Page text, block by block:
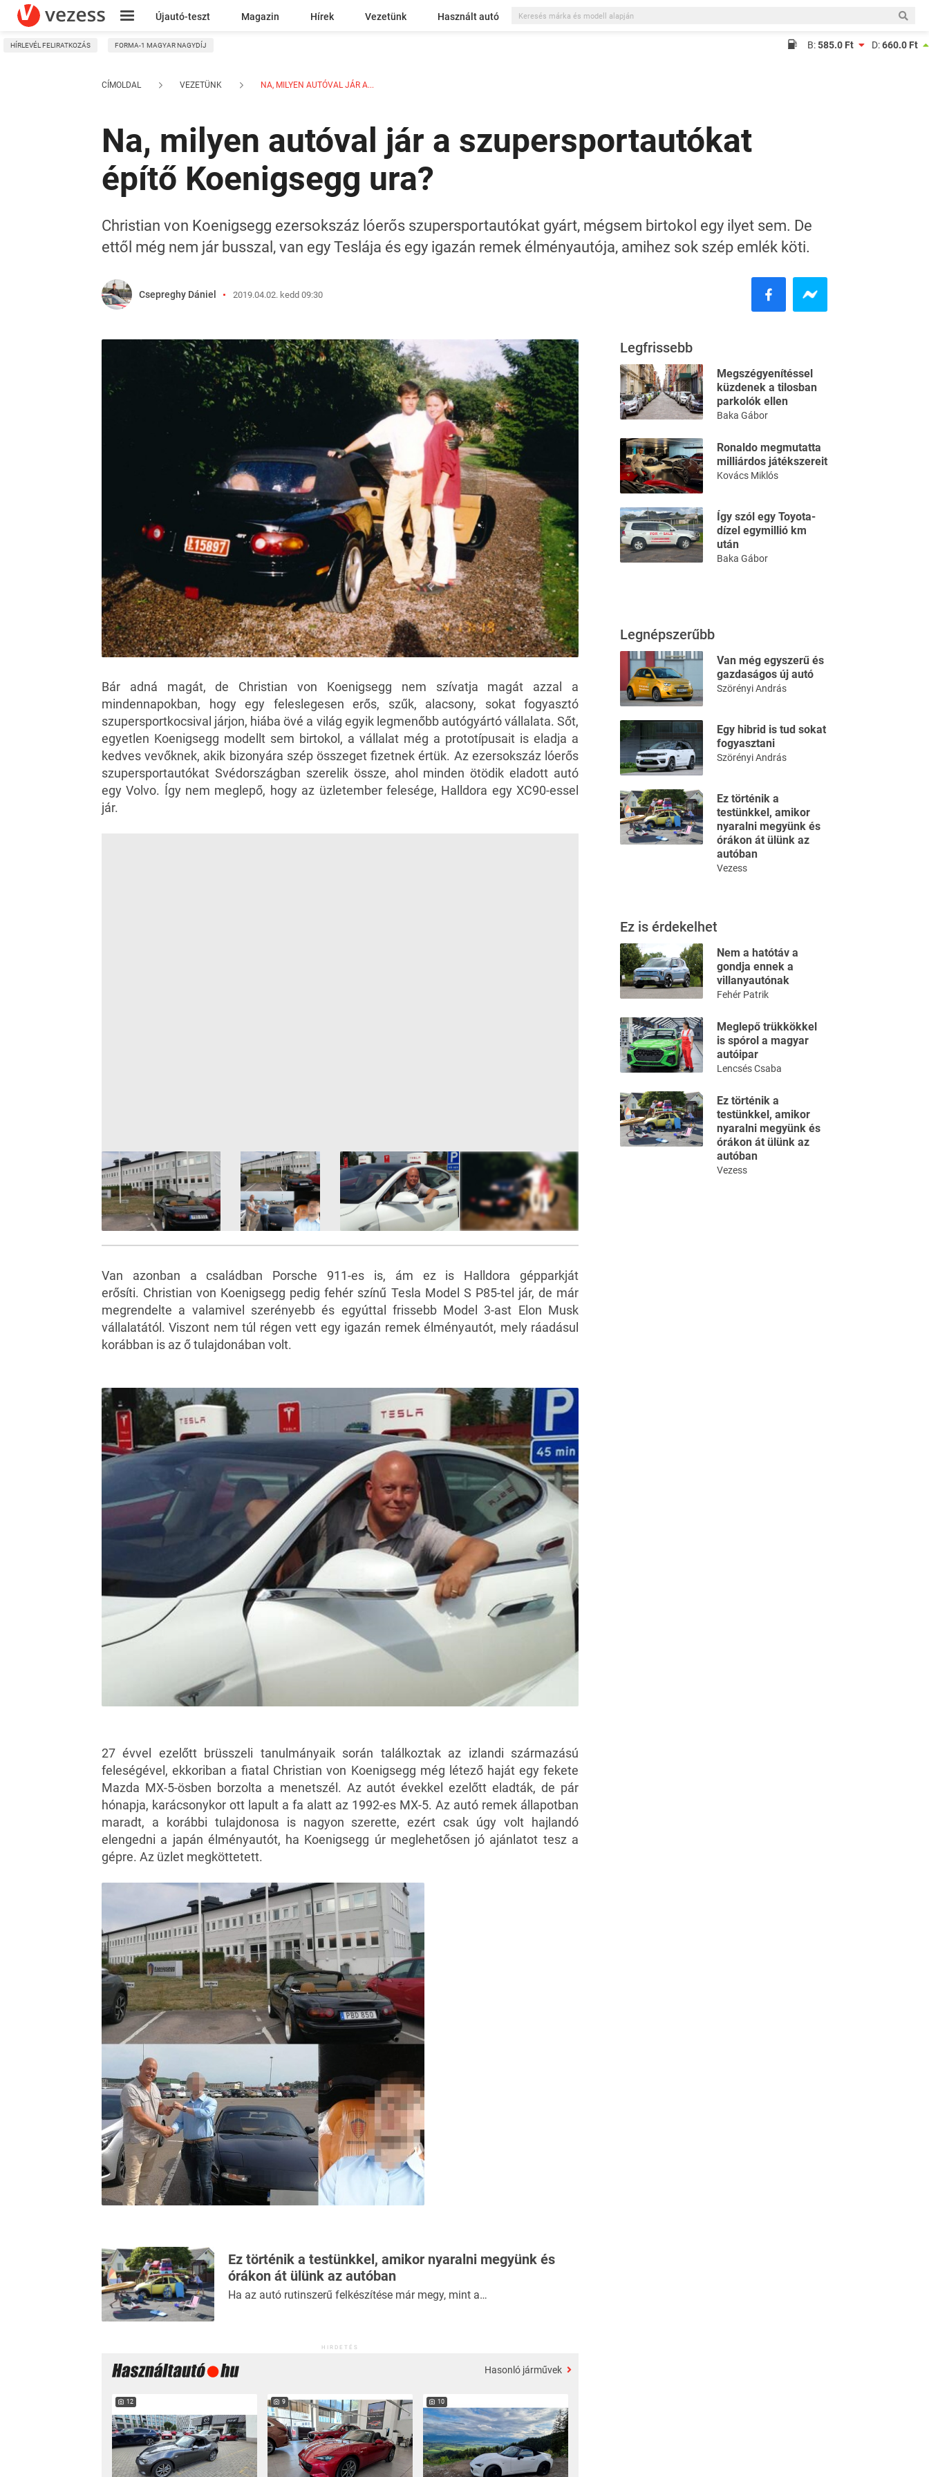
Újautó-teszt Magazin Hírek Vezetünk Használt autó
Kresz
HÍRLEVÉL FELIRATKOZÁS FORMA-1 MAGYAR NAGYDÍJ B:585.0 Ft D:660.0 Ft
CÍMOLDAL VEZETÜNK NA, MILYEN AUTÓVAL JÁR A...
Na, milyen autóval jár a szupersportautókat
építő Koenigsegg ura?
Christian von Koenigsegg ezersokszáz lóerős szupersportautókat gyárt, mégsem birtokol egy ilyet sem. De
ettől még nem jár busszal, van egy Teslája és egy igazán remek élményautója, amihez sok szép emlék köti.
Csepreghy Dániel 2019.04.02. kedd 09:30
Bár adná magát, de Christian von Koenigsegg nem szívatja magát azzal a
mindennapokban, hogy egy feleslegesen erős, szűk, alacsony, sokat fogyasztó
szupersportkocsival járjon, hiába övé a világ egyik legmenőbb autógyártó vállalata. Sőt,
egyetlen Koenigsegg modellt sem birtokol, a vállalat még a prototípusait is eladja a
kedves vevőknek, akik bizonyára szép összeget fizetnek értük. Az ezersokszáz lóerős
szupersportautókat Svédországban szerelik össze, ahol minden ötödik eladott autó
egy Volvo. Így nem meglepő, hogy az üzletember felesége, Halldora egy XC90-essel
jár.
Van azonban a családban Porsche 911-es is, ám ez is Halldora gépparkját
erősíti. Christian von Koenigsegg pedig fehér színű Tesla Model S P85-tel jár, de már
megrendelte a valamivel szerényebb és egyúttal frissebb Model 3-ast Elon Musk
vállalatától. Viszont nem túl régen vett egy igazán remek élményautót, mely ráadásul
korábban is az ő tulajdonában volt.
27 évvel ezelőtt brüsszeli tanulmányaik során találkoztak az izlandi származású
feleségével, ekkoriban a fiatal Christian von Koenigsegg még létező haját egy fekete
Mazda MX-5-ösben borzolta a menetszél. Az autót évekkel ezelőtt eladták, de pár
hónapja, karácsonykor ott lapult a fa alatt az 1992-es MX-5. Az autó remek állapotban
maradt, a korábbi tulajdonosa is nagyon szerette, ezért csak úgy volt hajlandó
elengedni a japán élményautót, ha Koenigsegg úr meglehetősen jó ajánlatot tesz a
gépre. Az üzlet megköttetett.
Ez történik a testünkkel, amikor nyaralni megyünk és
órákon át ülünk az autóban
Ha az autó rutinszerű felkészítése már megy, mint a…
HIRDETÉS
Hasonló járművek
12 9 10
Legfrissebb
Megszégyenítéssel
küzdenek a tilosban
parkolók ellen
Baka Gábor
Ronaldo megmutatta
milliárdos játékszereit
Kovács Miklós
Így szól egy Toyota-
dízel egymillió km
után
Baka Gábor
Legnépszerűbb
Van még egyszerű és
gazdaságos új autó
Szörényi András
Egy hibrid is tud sokat
fogyasztani
Szörényi András
Ez történik a
testünkkel, amikor
nyaralni megyünk és
órákon át ülünk az
autóban
Vezess
Ez is érdekelhet
Nem a hatótáv a
gondja ennek a
villanyautónak
Fehér Patrik
Meglepő trükkökkel
is spórol a magyar
autóipar
Lencsés Csaba
Ez történik a
testünkkel, amikor
nyaralni megyünk és
órákon át ülünk az
autóban
Vezess